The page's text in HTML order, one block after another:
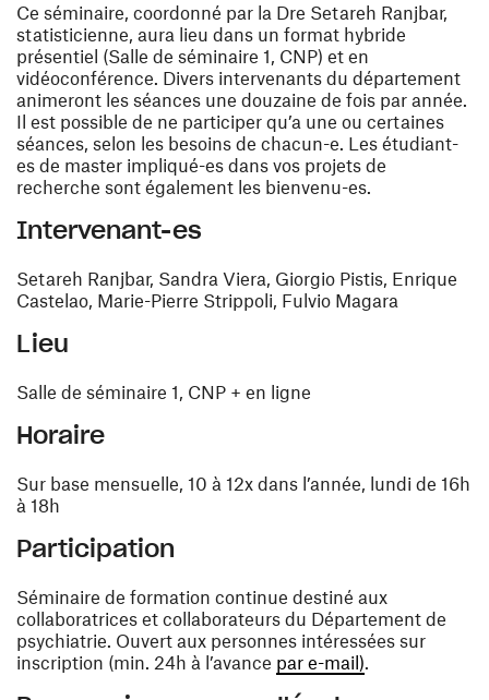
Ce séminaire, coordonné par la Dre Setareh Ranjbar,
statisticienne, aura lieu dans un format hybride
présentiel (Salle de séminaire 1, CNP) et en
vidéoconférence. Divers intervenants du département
animeront les séances une douzaine de fois par année.
Il est possible de ne participer qu’a une ou certaines
séances, selon les besoins de chacun-e. Les étudiant-
es de master impliqué-es dans vos projets de
recherche sont également les bienvenu-es.
Intervenant-es
Setareh Ranjbar, Sandra Viera, Giorgio Pistis, Enrique
Castelao, Marie-Pierre Strippoli, Fulvio Magara
Lieu
Salle de séminaire 1, CNP + en ligne
Horaire
Sur base mensuelle, 10 à 12x dans l’année, lundi de 16h
à 18h
Participation
Séminaire de formation continue destiné aux
collaboratrices et collaborateurs du Département de
psychiatrie. Ouvert aux personnes intéressées sur
inscription (min. 24h à l’avance par e-mail).